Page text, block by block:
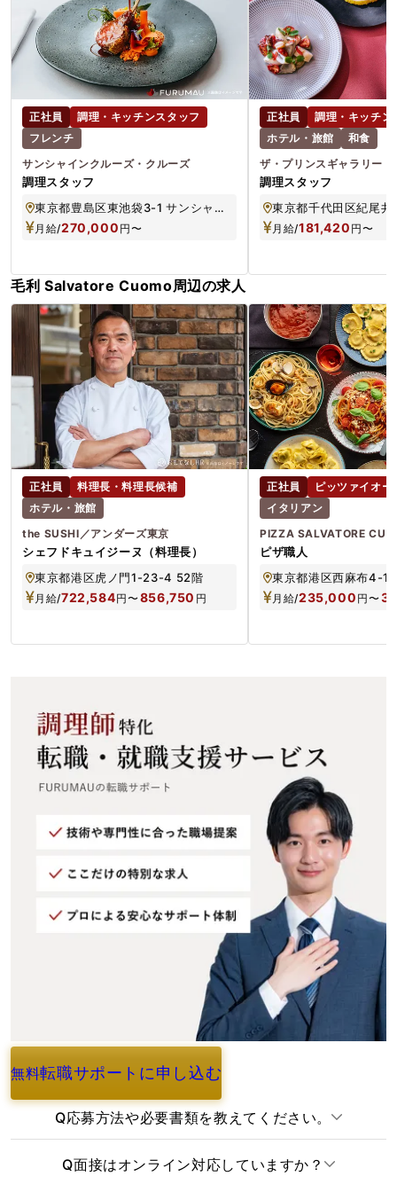
正社員
調理・キッチンスタッフ
フレンチ
サンシャインクルーズ・クルーズ
調理スタッフ
東京都豊島区東池袋3-1 サンシャイン60 58F
月給/270,000 円〜
正社員
調理・キッチン
ホテル・旅館
和食
ザ・プリンスギャラリー
調理スタッフ
東京都千代田区紀尾
月給/181,420 円〜
毛利 Salvatore Cuomo周辺の求人
正社員
料理長・料理長候補
ホテル・旅館
the SUSHI／アンダーズ東京
シェフドキュイジーヌ（料理長）
東京都港区虎ノ門1-23-4 52階
月給/722,584円〜856,750 円
正社員
ピッツァイオ
イタリアン
PIZZA SALVATORE
ピザ職人
月給/235,000 円〜
無料転職サポートに申し込む
よくあるご質問
Q応募方法や必要書類を教えてください。
Q面接はオンライン対応していますか？